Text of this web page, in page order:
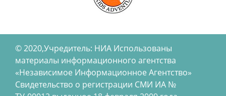
© 2020,Учредитель: НИА Использованы
материалы информационного агентства
«Независимое Информационное Агентство»
Свидетельство о регистрации СМИ ИА №